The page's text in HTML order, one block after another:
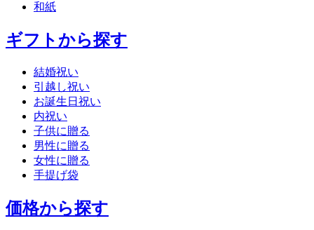
和紙
ギフトから探す
結婚祝い
引越し祝い
お誕生日祝い
内祝い
子供に贈る
男性に贈る
女性に贈る
手提げ袋
価格から探す